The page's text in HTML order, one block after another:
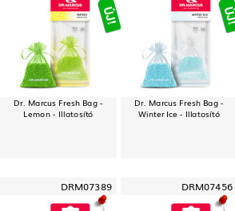
Dr. Marcus Fresh Bag -
Lemon - Illatosító
Dr. Marcus Fresh Bag -
Winter Ice - Illatosító
DRM07389 DRM07456